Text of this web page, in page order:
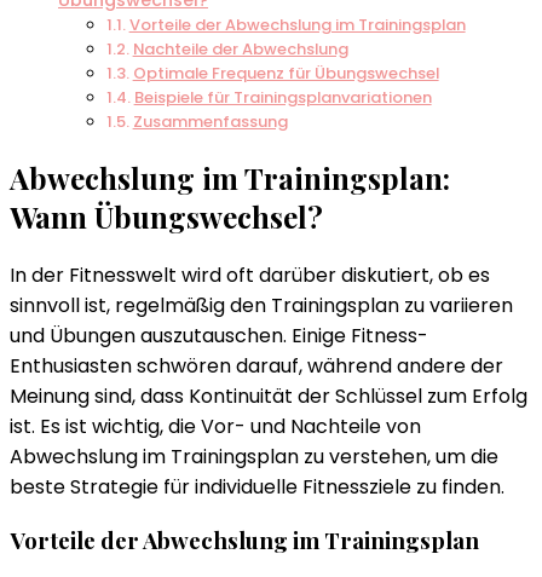
Vorteile der Abwechslung im Trainingsplan
Nachteile der Abwechslung
Optimale Frequenz für Übungswechsel
Beispiele für Trainingsplanvariationen
Zusammenfassung
Abwechslung im Trainingsplan:
Wann Übungswechsel?
In der Fitnesswelt wird oft darüber diskutiert, ob es
sinnvoll ist, regelmäßig den Trainingsplan zu variieren
und Übungen auszutauschen. Einige Fitness-
Enthusiasten schwören darauf, während andere der
Meinung sind, dass Kontinuität der Schlüssel zum Erfolg
ist. Es ist wichtig, die Vor- und Nachteile von
Abwechslung im Trainingsplan zu verstehen, um die
beste Strategie für individuelle Fitnessziele zu finden.
Vorteile der Abwechslung im Trainingsplan